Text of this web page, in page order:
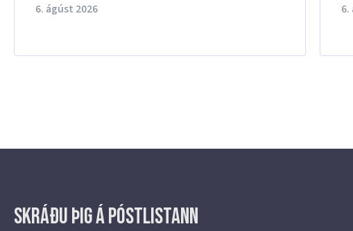
6. ágúst 2026 6.
Skráðu þig á Póstlistann